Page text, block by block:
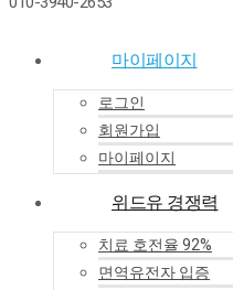
마이페이지
로그인
회원가입
마이페이지
위드유 경쟁력
치료 호전율 92%
면역유전자 입증